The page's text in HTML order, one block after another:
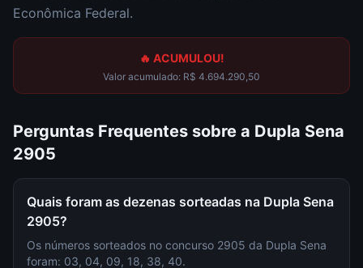
Econômica Federal.
🔥 ACUMULOU!
Valor acumulado: R$ 4.694.290,50
Perguntas Frequentes sobre a Dupla Sena
2905
Quais foram as dezenas sorteadas na Dupla Sena
2905?
Os números sorteados no concurso 2905 da Dupla Sena
foram: 03, 04, 09, 18, 38, 40.